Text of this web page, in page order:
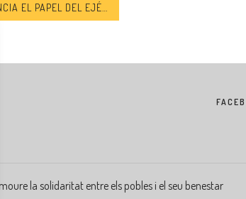
EN EGIPTO 10 AÑOS DESPUÉS DE TAHRIR
la solidaritat entre els pobles i el seu benestar